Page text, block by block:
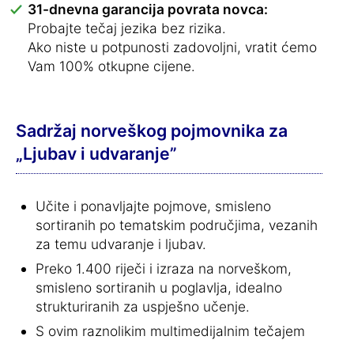
31-dnevna garancija povrata novca:
Probajte tečaj jezika bez rizika.
Ako niste u potpunosti zadovoljni, vratit ćemo
Vam 100% otkupne cijene.
Sadržaj norveškog pojmovnika za
„Ljubav i udvaranje”
Učite i ponavljajte pojmove, smisleno
sortiranih po tematskim područjima, vezanih
za temu udvaranje i ljubav.
Preko 1.400 riječi i izraza na norveškom,
smisleno sortiranih u poglavlja, idealno
strukturiranih za uspješno učenje.
S ovim raznolikim multimedijalnim tečajem